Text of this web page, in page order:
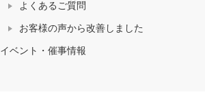
よくあるご質問
お客様の声から改善しました
イベント・催事情報